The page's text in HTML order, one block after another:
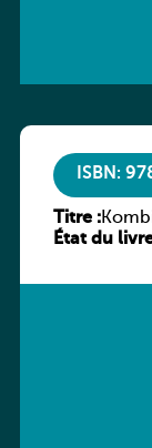
ISBN:
Titre :
État du